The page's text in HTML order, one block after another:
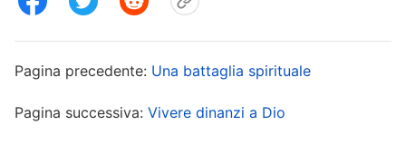
fratelli e sorelle sono stati passivi nei loro compiti
e lei li ha motivati”. Sorella Bai ha subito ribattuto:
Pagina precedente: Una battaglia spirituale
Pagina successiva: Vivere dinanzi a Dio